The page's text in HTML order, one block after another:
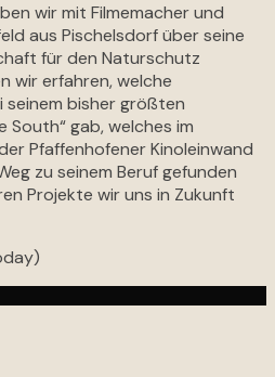
wir mit Filmemacher und
aus Pischelsdorf über seine
für den Naturschutz
wir erfahren, welche
seinem bisher größten
South“ gab, welches im
Pfaffenhofener Kinoleinwand
zu seinem Beruf gefunden
Projekte wir uns in Zukunft